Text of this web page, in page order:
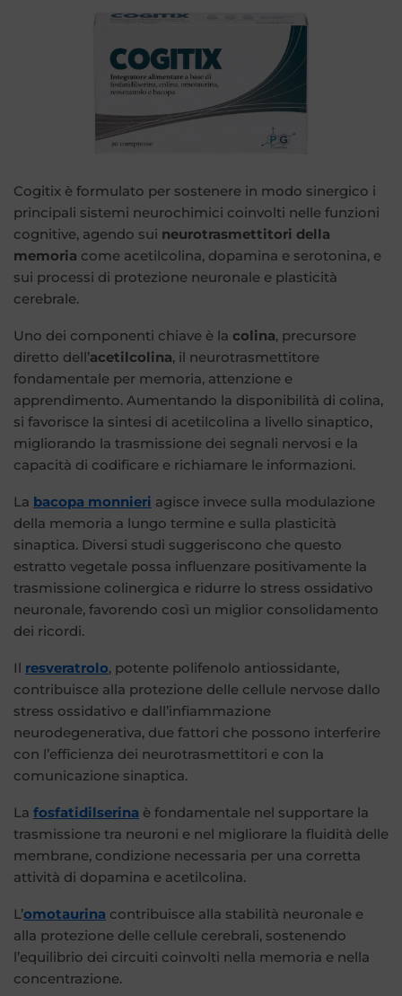
Cogitix è formulato per sostenere in modo sinergico i
principali sistemi neurochimici coinvolti nelle funzioni
cognitive, agendo sui neurotrasmettitori della
memoria come acetilcolina, dopamina e serotonina, e
sui processi di protezione neuronale e plasticità
cerebrale.
Uno dei componenti chiave è la colina, precursore
diretto dell’acetilcolina, il neurotrasmettitore
fondamentale per memoria, attenzione e
apprendimento. Aumentando la disponibilità di colina,
si favorisce la sintesi di acetilcolina a livello sinaptico,
migliorando la trasmissione dei segnali nervosi e la
capacità di codificare e richiamare le informazioni.
La bacopa monnieri agisce invece sulla modulazione
della memoria a lungo termine e sulla plasticità
sinaptica. Diversi studi suggeriscono che questo
estratto vegetale possa influenzare positivamente la
trasmissione colinergica e ridurre lo stress ossidativo
neuronale, favorendo così un miglior consolidamento
dei ricordi.
Il resveratrolo, potente polifenolo antiossidante,
contribuisce alla protezione delle cellule nervose dallo
stress ossidativo e dall’infiammazione
neurodegenerativa, due fattori che possono interferire
con l’efficienza dei neurotrasmettitori e con la
comunicazione sinaptica.
La fosfatidilserina è fondamentale nel supportare la
trasmissione tra neuroni e nel migliorare la fluidità delle
membrane, condizione necessaria per una corretta
attività di dopamina e acetilcolina.
L’omotaurina contribuisce alla stabilità neuronale e
alla protezione delle cellule cerebrali, sostenendo
l’equilibrio dei circuiti coinvolti nella memoria e nella
concentrazione.